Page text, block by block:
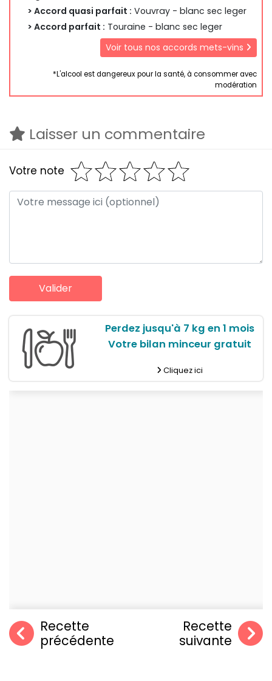
> Accord quasi parfait : Vouvray - blanc sec leger
> Accord parfait : Touraine - blanc sec leger
Voir tous nos accords mets-vins
*L'alcool est dangereux pour la santé, à consommer avec
modération
Laisser un commentaire
Votre note
Perdez jusqu'à 7 kg en 1 mois
Votre bilan minceur gratuit
Cliquez ici
Recette
précédente
Recette
suivante